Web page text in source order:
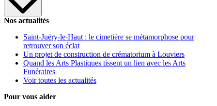
Nos actualités
Saint-Juéry-le-Haut : le cimetière se métamorphose pour
retrouver son éclat
Un projet de construction de crématorium à Louviers
Quand les Arts Plastiques tissent un lien avec les Arts
Funéraires
Voir toutes les actualités
Pour vous aider